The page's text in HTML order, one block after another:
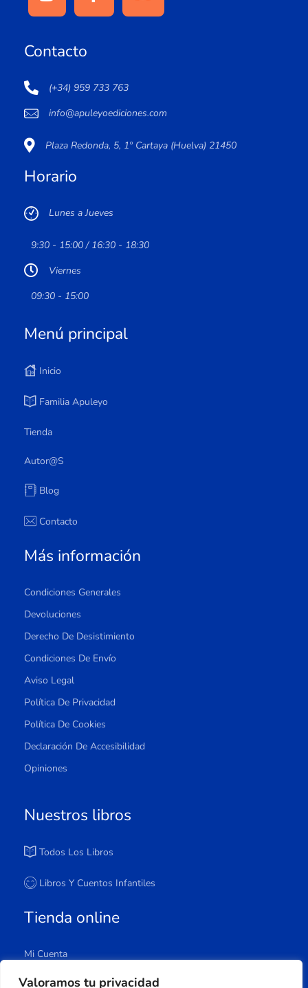
Valoramos tu privacidad
Contacto
(+34) 959 733 763
info@apuleyoediciones.com
Plaza Redonda, 5, 1º Cartaya (Huelva) 21450
Horario
Lunes a Jueves
9:30 - 15:00 / 16:30 - 18:30
Viernes
09:30 - 15:00
Menú principal
Inicio
Familia Apuleyo
Tienda
Autor@s
Blog
Contacto
Más información
Condiciones Generales
Devoluciones
Derecho De Desistimiento
Condiciones De Envío
Aviso Legal
Política De Privacidad
Política De Cookies
Declaración De Accesibilidad
Opiniones
Nuestros libros
Todos Los Libros
Libros Y Cuentos Infantiles
Tienda online
Mi Cuenta
Carrito